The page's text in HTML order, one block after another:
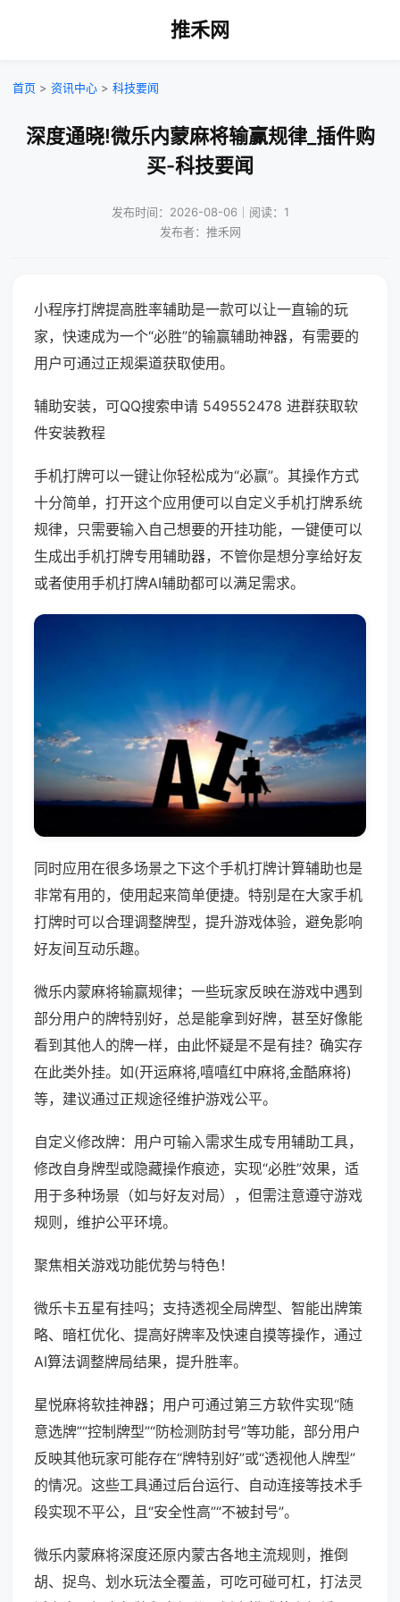
推禾网
首页 > 资讯中心 > 科技要闻
深度通晓!微乐内蒙麻将输赢规律_插件购
买-科技要闻
发布时间：2026-08-06｜阅读：1
发布者：推禾网
小程序打牌提高胜率辅助是一款可以让一直输的玩
家，快速成为一个“必胜”的输赢辅助神器，有需要的
用户可通过正规渠道获取使用。
辅助安装，可QQ搜索申请 549552478 进群获取软
件安装教程
手机打牌可以一键让你轻松成为“必赢”。其操作方式
十分简单，打开这个应用便可以自定义手机打牌系统
规律，只需要输入自己想要的开挂功能，一键便可以
生成出手机打牌专用辅助器，不管你是想分享给好友
或者使用手机打牌AI辅助都可以满足需求。
同时应用在很多场景之下这个手机打牌计算辅助也是
非常有用的，使用起来简单便捷。特别是在大家手机
打牌时可以合理调整牌型，提升游戏体验，避免影响
好友间互动乐趣。
微乐内蒙麻将输赢规律；一些玩家反映在游戏中遇到
部分用户的牌特别好，总是能拿到好牌，甚至好像能
看到其他人的牌一样，由此怀疑是不是有挂？确实存
在此类外挂。如(开运麻将,嘻嘻红中麻将,金酷麻将)
等，建议通过正规途径维护游戏公平。
自定义修改牌：用户可输入需求生成专用辅助工具，
修改自身牌型或隐藏操作痕迹，实现“必胜”效果，适
用于多种场景（如与好友对局），但需注意遵守游戏
规则，维护公平环境。
聚焦相关游戏功能优势与特色！
微乐卡五星有挂吗；支持透视全局牌型、智能出牌策
略、暗杠优化、提高好牌率及快速自摸等操作，通过
AI算法调整牌局结果，提升胜率。
星悦麻将软挂神器；用户可通过第三方软件实现“随
意选牌”“控制牌型”“防检测防封号”等功能，部分用户
反映其他玩家可能存在“牌特别好”或“透视他人牌型”
的情况。这些工具通过后台运行、自动连接等技术手
段实现不平公，且“安全性高”“不被封号”。
微乐内蒙麻将深度还原内蒙古各地主流规则，推倒
胡、捉鸟、划水玩法全覆盖，可吃可碰可杠，打法灵